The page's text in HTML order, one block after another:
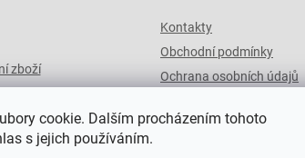
cookie. Dalším procházením tohoto
s jejich používáním.
zboží
Kontakty
Obchodní podmínky
Ochrana osobních údajů